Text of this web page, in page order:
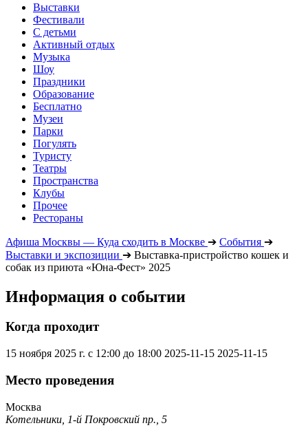
Выставки
Фестивали
С детьми
Активный отдых
Музыка
Шоу
Праздники
Образование
Бесплатно
Музеи
Парки
Погулять
Туристу
Театры
Пространства
Клубы
Прочее
Рестораны
Афиша Москвы — Куда сходить в Москве ➔ События ➔
Выставки и экспозиции ➔ Выставка-пристройство кошек и
собак из приюта «Юна-Фест» 2025
Информация о событии
Когда проходит
15 ноября 2025 г. с 12:00 до 18:00 2025-11-15 2025-11-15
Место проведения
Москва
Котельники, 1-й Покровский пр., 5